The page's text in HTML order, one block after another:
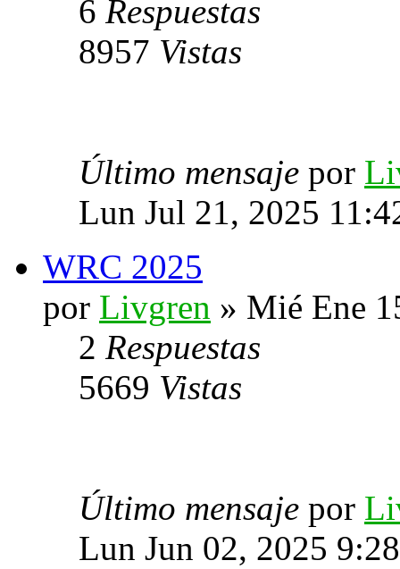
6 Respuestas
8957 Vistas
Último mensaje por
Lun Jul 21, 2025
WRC 2025
por Livgren » Mié Ene
2 Respuestas
5669 Vistas
Último mensaje por
Lun Jun 02, 2025